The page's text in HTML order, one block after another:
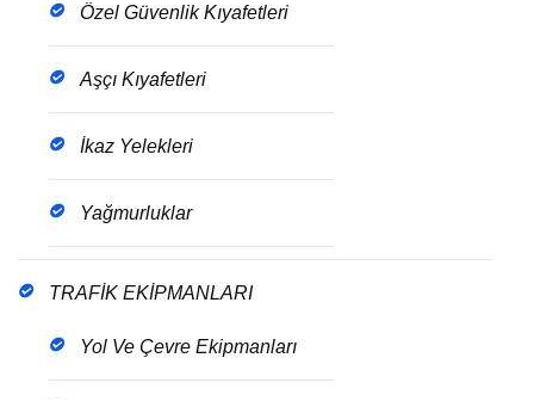
Özel Güvenlik Kıyafetleri
Aşçı Kıyafetleri
İkaz Yelekleri
Yağmurluklar
TRAFİK EKİPMANLARI
Yol Ve Çevre Ekipmanları